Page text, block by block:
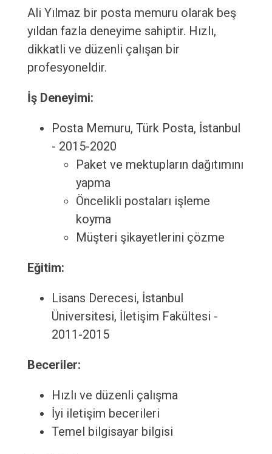
Ali Yılmaz bir posta memuru olarak beş
yıldan fazla deneyime sahiptir. Hızlı,
dikkatli ve düzenli çalışan bir
profesyoneldir.
İş Deneyimi:
Posta Memuru, Türk Posta, İstanbul
- 2015-2020
Paket ve mektupların dağıtımını
yapma
Öncelikli postaları işleme
koyma
Müşteri şikayetlerini çözme
Eğitim:
Lisans Derecesi, İstanbul
Üniversitesi, İletişim Fakültesi -
2011-2015
Beceriler:
Hızlı ve düzenli çalışma
İyi iletişim becerileri
Temel bilgisayar bilgisi